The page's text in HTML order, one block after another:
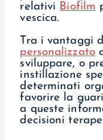
relativi Biofilm
vescica.
Tra i vantaggi
personalizzato
sviluppare, o
instillazione
determinati
favorire la
a queste
decisioni